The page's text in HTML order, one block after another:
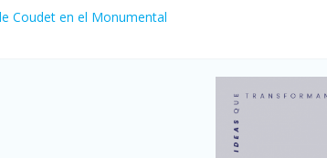
Coudet en el Monumental
movimiento y consumo turístico: 4,6 millones de
usados en julio: bajó un 12,6% interanual